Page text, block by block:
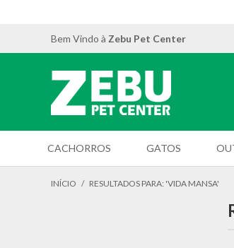
Bem Vindo à Zebu Pet Center
CACHORROS GATOS
INÍCIO / RESULTADOS PARA: 'VIDA MANSA'